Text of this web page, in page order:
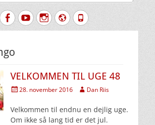
FacebookYouTubeInstagram
Website
Tlf.
VELKOMMEN TIL UGE 48
Udgivet
28. november 2016 Forfatter
Dan Riis
Velkommen til endnu en dejlig uge.
Om ikke så lang tid er det jul.